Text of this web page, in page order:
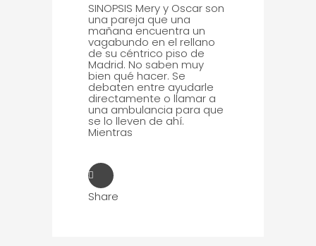
SINOPSIS Mery y Oscar son
una pareja que una
mañana encuentra un
vagabundo en el rellano
de su céntrico piso de
Madrid. No saben muy
bien qué hacer. Se
debaten entre ayudarle
directamente o llamar a
una ambulancia para que
se lo lleven de ahí.
Mientras
Share